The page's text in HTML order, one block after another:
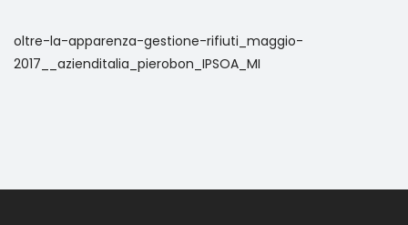
oltre-la-apparenza-gestione-rifiuti_maggio-
2017__azienditalia_pierobon_IPSOA_MI